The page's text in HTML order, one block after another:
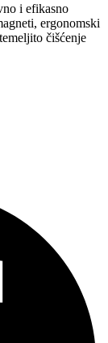
i efikasno
ergonomski
čišćenje